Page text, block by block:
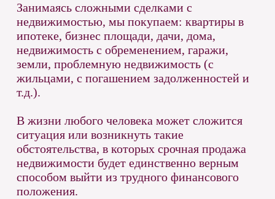
Занимаясь сложными сделками с
недвижимостью, мы покупаем: квартиры в
ипотеке, бизнес площади, дачи, дома,
недвижимость с обременением, гаражи,
земли, проблемную недвижимость (с
жильцами, с погашением задолженностей и
т.д.).
В жизни любого человека может сложится
ситуация или возникнуть такие
обстоятельства, в которых срочная продажа
недвижимости будет единственно верным
способом выйти из трудного финансового
положения.